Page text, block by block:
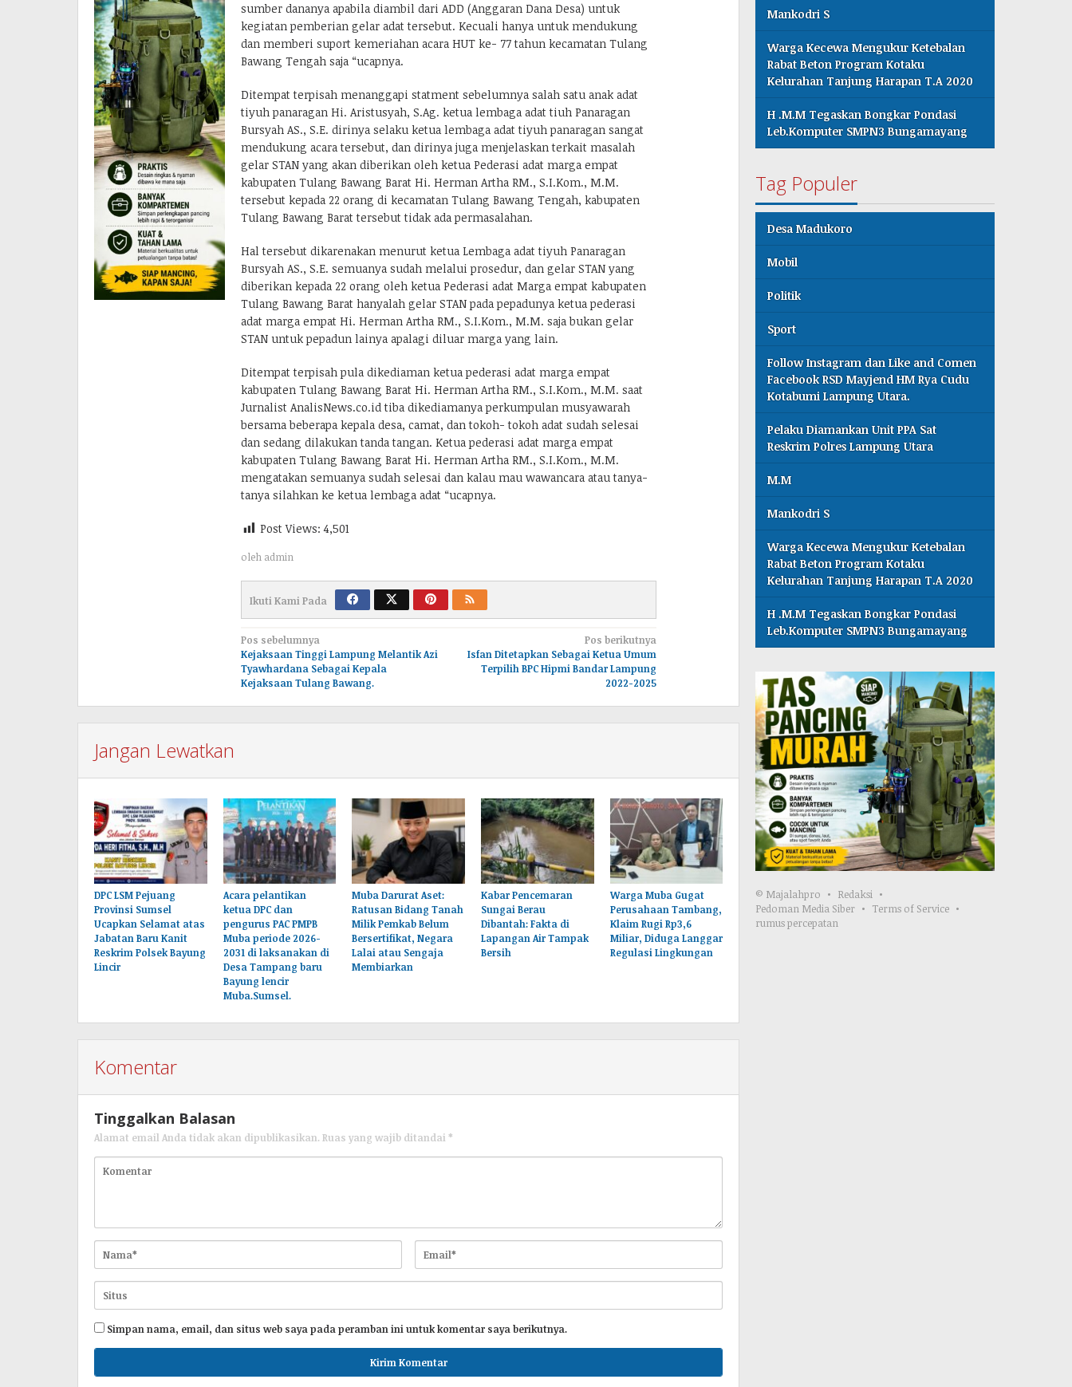
sumber dananya apabila diambil dari ADD (Anggaran Dana Desa) untuk
kegiatan pemberian gelar adat tersebut. Kecuali hanya untuk mendukung
dan memberi suport kemeriahan acara HUT ke- 77 tahun kecamatan Tulang
Bawang Tengah saja “ucapnya.
Ditempat terpisah menanggapi statment sebelumnya salah satu anak adat
tiyuh panaragan Hi. Aristusyah, S.Ag. ketua lembaga adat tiuh Panaragan
Bursyah AS., S.E. dirinya selaku ketua lembaga adat tiyuh panaragan sangat
mendukung acara tersebut, dan dirinya juga menjelaskan terkait masalah
gelar STAN yang akan diberikan oleh ketua Pederasi adat marga empat
kabupaten Tulang Bawang Barat Hi. Herman Artha RM., S.I.Kom., M.M.
tersebut kepada 22 orang di kecamatan Tulang Bawang Tengah, kabupaten
Tulang Bawang Barat tersebut tidak ada permasalahan.
Hal tersebut dikarenakan menurut ketua Lembaga adat tiyuh Panaragan
Bursyah AS., S.E. semuanya sudah melalui prosedur, dan gelar STAN yang
diberikan kepada 22 orang oleh ketua Pederasi adat Marga empat kabupaten
Tulang Bawang Barat hanyalah gelar STAN pada pepadunya ketua pederasi
adat marga empat Hi. Herman Artha RM., S.I.Kom., M.M. saja bukan gelar
STAN untuk pepadun lainya apalagi diluar marga yang lain.
Ditempat terpisah pula dikediaman ketua pederasi adat marga empat
kabupaten Tulang Bawang Barat Hi. Herman Artha RM., S.I.Kom., M.M. saat
Jurnalist AnalisNews.co.id tiba dikediamanya perkumpulan musyawarah
bersama beberapa kepala desa, camat, dan tokoh- tokoh adat sudah selesai
dan sedang dilakukan tanda tangan. Ketua pederasi adat marga empat
kabupaten Tulang Bawang Barat Hi. Herman Artha RM., S.I.Kom., M.M.
mengatakan semuanya sudah selesai dan kalau mau wawancara atau tanya-
tanya silahkan ke ketua lembaga adat “ucapnya.
Post Views: 4,501
oleh admin
Ikuti Kami Pada
Navigasi
pos
Pos sebelumnya
Kejaksaan Tinggi Lampung Melantik Azi
Tyawhardana Sebagai Kepala
Kejaksaan Tulang Bawang.
Pos berikutnya
Isfan Ditetapkan Sebagai Ketua Umum
Terpilih BPC Hipmi Bandar Lampung
2022-2025
Jangan Lewatkan
DPC LSM Pejuang
Provinsi Sumsel
Ucapkan Selamat atas
Jabatan Baru Kanit
Reskrim Polsek Bayung
Lincir
Acara pelantikan
ketua DPC dan
pengurus PAC PMPB
Muba periode 2026-
2031 di laksanakan di
Desa Tampang baru
Bayung lencir
Muba.Sumsel.
Muba Darurat Aset:
Ratusan Bidang Tanah
Milik Pemkab Belum
Bersertifikat, Negara
Lalai atau Sengaja
Membiarkan
Kabar Pencemaran
Sungai Berau
Dibantah: Fakta di
Lapangan Air Tampak
Bersih
Warga Muba Gugat
Perusahaan Tambang,
Klaim Rugi Rp3,6
Miliar, Diduga Langgar
Regulasi Lingkungan
Komentar
Tinggalkan Balasan
Alamat email Anda tidak akan dipublikasikan. Ruas yang wajib ditandai *
Simpan nama, email, dan situs web saya pada peramban ini untuk komentar saya berikutnya.
Mankodri S
Warga Kecewa Mengukur Ketebalan
Rabat Beton Program Kotaku
Kelurahan Tanjung Harapan T.A 2020
H .M.M Tegaskan Bongkar Pondasi
Leb.Komputer SMPN3 Bungamayang
Tag Populer
Desa Madukoro
Mobil
Politik
Sport
Follow Instagram dan Like and Comen
Facebook RSD Mayjend HM Rya Cudu
Kotabumi Lampung Utara.
Pelaku Diamankan Unit PPA Sat
Reskrim Polres Lampung Utara
M.M
Mankodri S
Warga Kecewa Mengukur Ketebalan
Rabat Beton Program Kotaku
Kelurahan Tanjung Harapan T.A 2020
H .M.M Tegaskan Bongkar Pondasi
Leb.Komputer SMPN3 Bungamayang
© Majalahpro
Redaksi
Pedoman Media Siber
Terms of Service
rumus percepatan